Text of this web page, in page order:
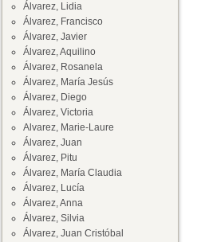
Álvarez, Lidia
Álvarez, Francisco
Álvarez, Javier
Álvarez, Aquilino
Álvarez, Rosanela
Álvarez, María Jesús
Álvarez, Diego
Álvarez, Victoria
Alvarez, Marie-Laure
Álvarez, Juan
Álvarez, Pitu
Álvarez, María Claudia
Álvarez, Lucía
Álvarez, Anna
Álvarez, Silvia
Álvarez, Juan Cristóbal